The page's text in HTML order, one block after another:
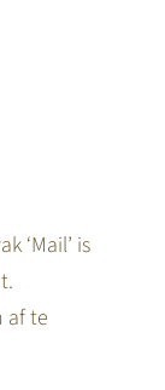
‘Mail’ is
af te